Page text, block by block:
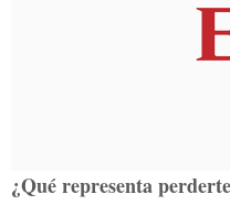
¿Qué representa